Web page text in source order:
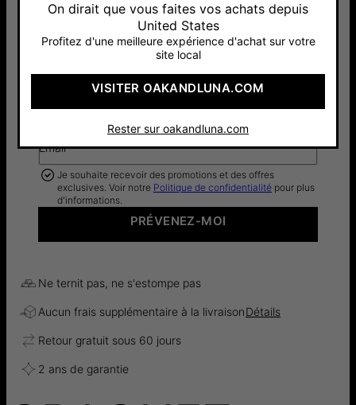
BIENTÔT DISPONIBLE!
Je veux savoir avant tout le monde dès que ce
produit sera à nouveau disponible
Email*
Je souhaite recevoir des promotions et des offres
exclusives. Voir notre Politique de confidentialité pour plus
d'informations.
PRÉVENEZ-MOI
Ne ternit pas, ne s'estompe pas
Aucun frais supplémentaire à la livraisonDétails
Retour gratuit sous 60 jours
2 ans de garantie
On dirait que vous faites vos achats depuis
United States
Profitez d'une meilleure expérience d'achat sur votre
site local
VISITER OAKANDLUNA.COM
Rester sur oakandluna.com